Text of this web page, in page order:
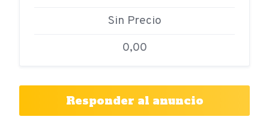
Sin Precio
0,00
Responder al anuncio